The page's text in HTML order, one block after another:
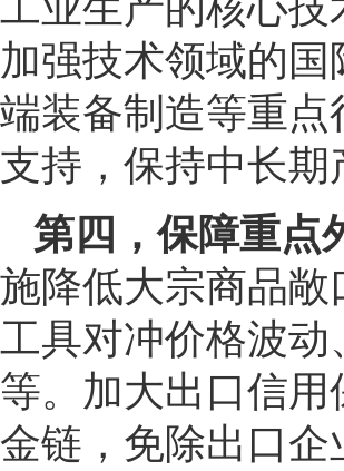
加强技术领域的
端装备制造等重点
支持，保持中长
第四，保障重点
施降低大宗商品
工具对冲价格波
等。加大出口信
金链，免除出口